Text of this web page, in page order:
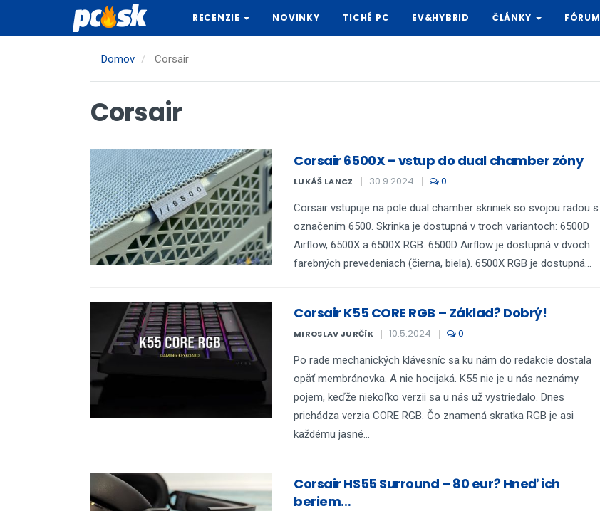
hlavný
RECENZIE NOVINKY TICHÉ PC EV&HYBRID ČLÁNKY FÓRUM
Domov Corsair
Corsair
Corsair 6500X – vstup do dual chamber zóny
LUKÁŠ LANCZ 30.9.2024 0
Corsair vstupuje na pole dual chamber skriniek so svojou radou s
označením 6500. Skrinka je dostupná v troch variantoch: 6500D
Airflow, 6500X a 6500X RGB. 6500D Airflow je dostupná v dvoch
farebných prevedeniach (čierna, biela). 6500X RGB je dostupná...
Corsair K55 CORE RGB – Základ? Dobrý!
MIROSLAV JURČÍK 10.5.2024 0
Po rade mechanických klávesníc sa ku nám do redakcie dostala
opäť membránovka. A nie hocijaká. K55 nie je u nás neznámy
pojem, keďže niekoľko verzii sa u nás už vystriedalo. Dnes
prichádza verzia CORE RGB. Čo znamená skratka RGB je asi
každému jasné...
Corsair HS55 Surround – 80 eur? Hneď ich
beriem…